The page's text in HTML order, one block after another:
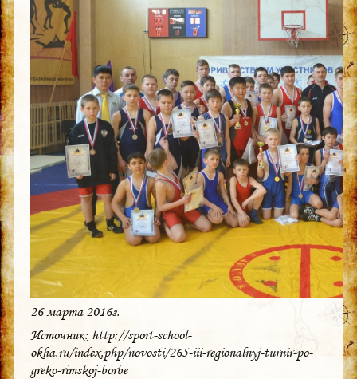
26 марта 2016г.
Источник: http://sport-school-
okha.ru/index.php/novosti/265-iii-regionalnyj-turnir-po-
greko-rimskoj-borbe